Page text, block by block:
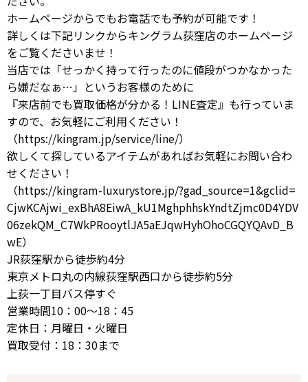
ホームページからでもお電話でも予約が可能です！
詳しくは下記リンクからキングラム荻窪店のホームページ
をご覧くださいませ！
当店では「せっかく持って行ったのに値段がつかなかった
ら嫌だなぁ…」というお客様のために
『来店前でも買取価格が分かる！LINE査定』も行っていま
すので、お気軽にご利用ください！
（https://kingram.jp/service/line/）
欲しくて探しているアイテムがあればお気軽にお問い合わ
せください！
（https://kingram-luxurystore.jp/?gad_source=1&gclid=
CjwKCAjwi_exBhA8EiwA_kU1MghphhskYndtZjmc0D4YDV
06zekQM_C7WkPRooytlJA5aEJqwHyhOhoCGQYQAvD_B
wE）
JR荻窪駅から徒歩約4分
東京メトロ丸の内線荻窪駅西口から徒歩約5分
上荻一丁目バス停すぐ
営業時間10：00～18：45
定休日：月曜日・火曜日
買取受付：18：30まで